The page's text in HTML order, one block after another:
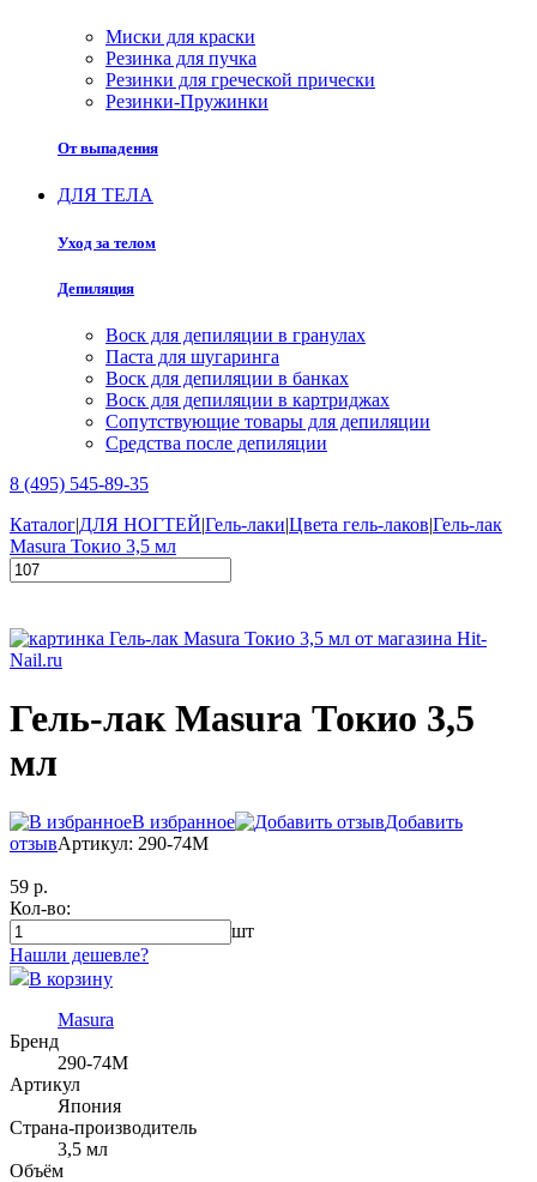
Миски для краски
Резинка для пучка
Резинки для греческой прически
Резинки-Пружинки
От выпадения
ДЛЯ ТЕЛА
Уход за телом
Депиляция
Воск для депиляции в гранулах
Паста для шугаринга
Воск для депиляции в банках
Воск для депиляции в картриджах
Сопутствующие товары для депиляции
Средства после депиляции
8 (495) 545-89-35
Каталог|ДЛЯ НОГТЕЙ|Гель-лаки|Цвета гель-лаков|Гель-лак
Masura Токио 3,5 мл
Гель-лак Masura Токио 3,5
мл
В избранное
Добавить
отзывАртикул: 290-74М
59 р.
Кол-во:
шт
Нашли дешевле?
В корзину
Masura
Бренд
290-74М
Артикул
Япония
Страна-производитель
3,5 мл
Объём